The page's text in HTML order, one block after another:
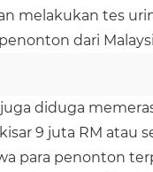
melakukan tes
dari
diduga
9 juta RM atau
para penonton